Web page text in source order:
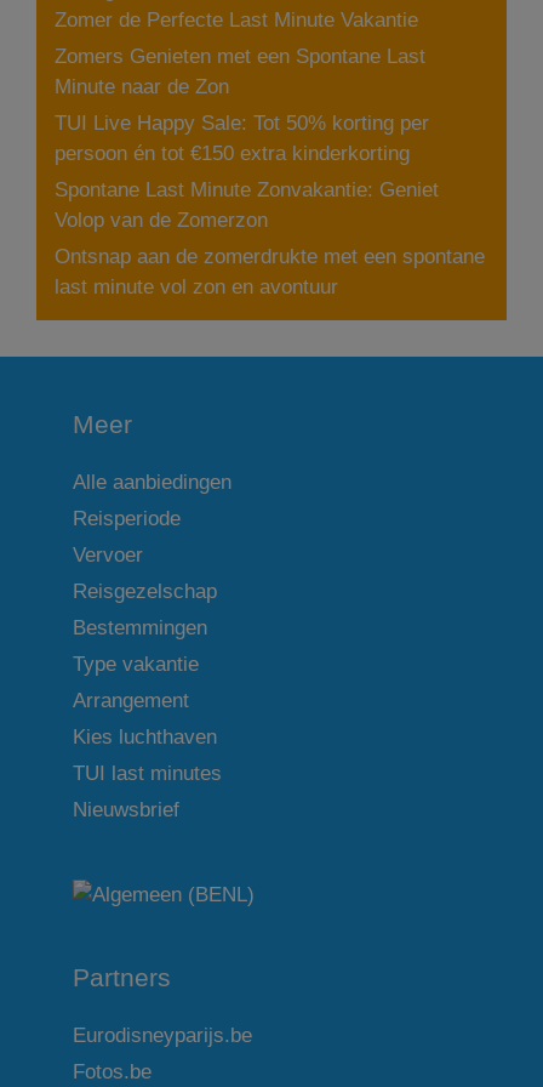
Zomer de Perfecte Last Minute Vakantie
Zomers Genieten met een Spontane Last
Minute naar de Zon
TUI Live Happy Sale: Tot 50% korting per
persoon én tot €150 extra kinderkorting
Spontane Last Minute Zonvakantie: Geniet
Volop van de Zomerzon
Ontsnap aan de zomerdrukte met een spontane
last minute vol zon en avontuur
Meer
Alle aanbiedingen
Reisperiode
Vervoer
Reisgezelschap
Bestemmingen
Type vakantie
Arrangement
Kies luchthaven
TUI last minutes
Nieuwsbrief
Partners
Eurodisneyparijs.be
Fotos.be